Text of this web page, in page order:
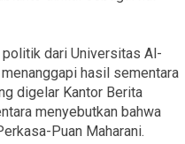
dari Universitas Al-
hasil sementara
digelar Kantor Berita
menyebutkan bahwa
Puan Maharani.